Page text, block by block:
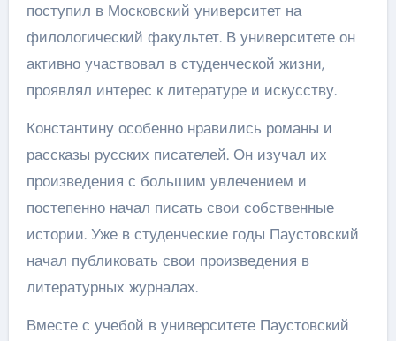
поступил в Московский университет на
филологический факультет. В университете он
активно участвовал в студенческой жизни,
проявлял интерес к литературе и искусству.
Константину особенно нравились романы и
рассказы русских писателей. Он изучал их
произведения с большим увлечением и
постепенно начал писать свои собственные
истории. Уже в студенческие годы Паустовский
начал публиковать свои произведения в
литературных журналах.
Вместе с учебой в университете Паустовский